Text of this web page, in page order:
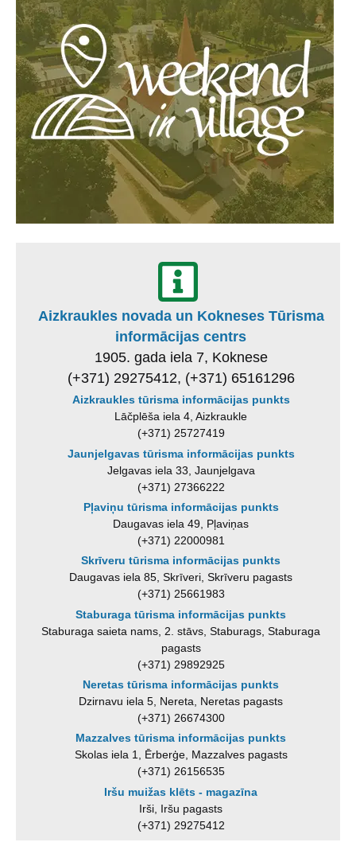
Aizkraukles novada un Kokneses Tūrisma
informācijas centrs
1905. gada iela 7, Koknese
(+371) 29275412, (+371) 65161296
Aizkraukles tūrisma informācijas punkts
Lāčplēša iela 4, Aizkraukle
(+371) 25727419
Jaunjelgavas tūrisma informācijas punkts
Jelgavas iela 33, Jaunjelgava
(+371) 27366222
Pļaviņu tūrisma informācijas punkts
Daugavas iela 49, Pļaviņas
(+371) 22000981
Skrīveru tūrisma informācijas punkts
Daugavas iela 85, Skrīveri, Skrīveru pagasts
(+371) 25661983
Staburaga tūrisma informācijas punkts
Staburaga saieta nams, 2. stāvs, Staburags, Staburaga
pagasts
(+371) 29892925
Neretas tūrisma informācijas punkts
Dzirnavu iela 5, Nereta, Neretas pagasts
(+371) 26674300
Mazzalves tūrisma informācijas punkts
Skolas iela 1, Ērberģe, Mazzalves pagasts
(+371) 26156535
Iršu muižas klēts - magazīna
Irši, Iršu pagasts
(+371) 29275412